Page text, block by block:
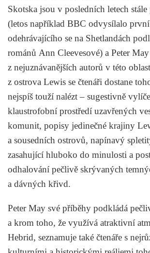
Skotska jsou v posledních letech
(letos například BBC odvysílalo první
odehrávajícího se na Shetlandách
románů Ann Cleevesové) a Peter
z nejuznávanějších autorů v této
z ostrova Lewis se čtenáři dostane
nejspíš touží nalézt – sugestivně
klaustrofobní prostředí uzavřených
komunit, popisy jedinečné krajiny
a sousedních ostrovů, napínavý
zasahující hluboko do minulosti a
odhalování pečlivě skrývaných
a dávných křivd.
Peter May své příběhy podkládá
a krom toho, že využívá atraktivní
Hebrid, seznamuje také čtenáře s